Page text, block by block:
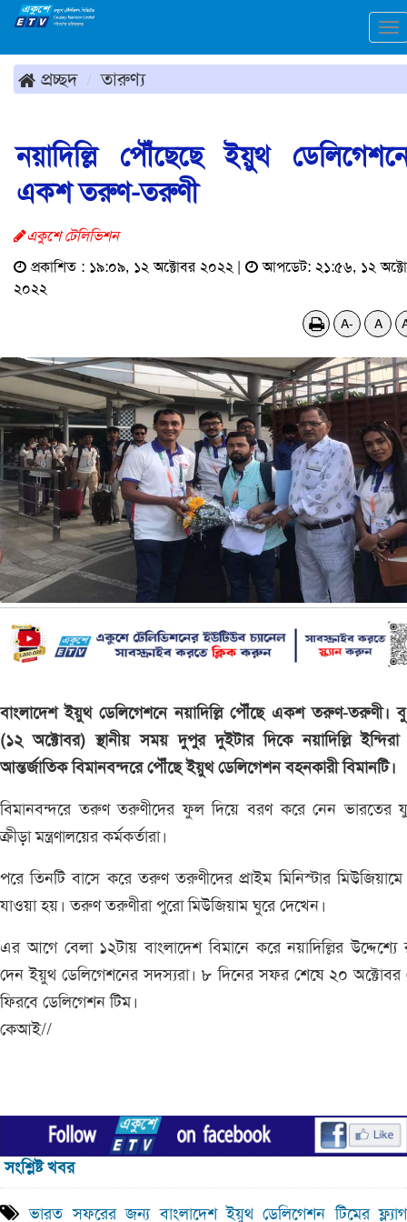
প্রচ্ছদ তারুণ্য
নয়াদিল্লি পৌঁছেছে ইয়ুথ
একশ তরুণ-তরুণী
একুশে টেলিভিশন
প্রকাশিত : ১৯:০৯, ১২ অক্টোবর ২০২২ |
আপডেট: ২১:৫৬, ১২
২০২২
A- A
বাংলাদেশ ইয়ুথ ডেলিগেশনে নয়াদিল্লি পৌঁছে একশ তরুণ-তরুণী।
(১২ অক্টোবর) স্থানীয় সময় দুপুর দুইটার দিকে নয়াদিল্লি ইন্দিরা
আন্তর্জাতিক বিমানবন্দরে পৌঁছে ইয়ুথ ডেলিগেশন বহনকারী বিমানটি।
বিমানবন্দরে তরুণ তরুণীদের ফুল দিয়ে বরণ করে নেন ভারতের
ক্রীড়া মন্ত্রণালয়ের কর্মকর্তারা।
পরে তিনটি বাসে করে তরুণ তরুণীদের প্রাইম মিনিস্টার মিউজিয়ামে
যাওয়া হয়। তরুণ তরুণীরা পুরো মিউজিয়াম ঘুরে দেখেন।
এর আগে বেলা ১২টায় বাংলাদেশ বিমানে করে নয়াদিল্লির উদ্দেশ্যে
দেন ইয়ুথ ডেলিগেশনের সদস্যরা। ৮ দিনের সফর শেষে ২০ অক্টোবর
ফিরবে ডেলিগেশন টিম।
কেআই//
সংশ্লিষ্ট খবর
ভারত সফরের জন্য বাংলাদেশ ইয়ুথ ডেলিগেশন টিমের